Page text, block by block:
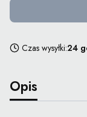
Czas wysyłki:24
Opis